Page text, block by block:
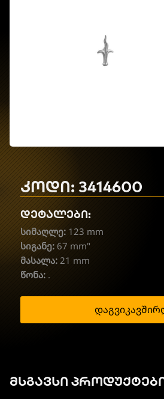
კოდი: 3414600
დეტალები:
სიმაღლე: 123 mm
სიგანე: 67 mm"
მასალა: 21 mm
წონა: .
მსგავსი